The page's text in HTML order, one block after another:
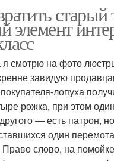
элемент
я смотрю на фото
завидую
покупателя-лопуха
рожка, при этом
— есть патрон,
один
слово, на